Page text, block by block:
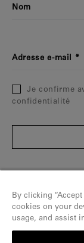
Aide
La Maison
Nom
Adresse e-mail
Je confirme
confidentialité
By clicking
cookies on your
usage, and assist